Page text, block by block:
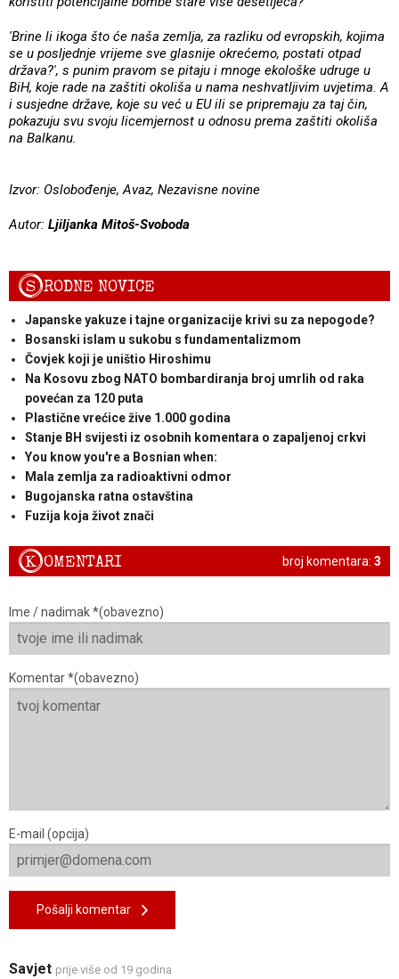
'Brine li ikoga što će naša zemlja, za razliku od evropskih, kojima
se u posljednje vrijeme sve glasnije okrećemo, postati otpad
država?', s punim pravom se pitaju i mnoge ekološke udruge u
BiH, koje rade na zaštiti okoliša u nama neshvatljivim uvjetima. A
i susjedne države, koje su već u EU ili se pripremaju za taj čin,
pokazuju svu svoju licemjernost u odnosu prema zaštiti okoliša
na Balkanu.
Izvor: Oslobođenje, Avaz, Nezavisne novine
Autor: Ljiljanka Mitoš-Svoboda
SRODNE NOVICE
Japanske yakuze i tajne organizacije krivi su za nepogode?
Bosanski islam u sukobu s fundamentalizmom
Čovjek koji je uništio Hiroshimu
Na Kosovu zbog NATO bombardiranja broj umrlih od raka
povećan za 120 puta
Plastične vrećice žive 1.000 godina
Stanje BH svijesti iz osobnih komentara o zapaljenoj crkvi
You know you're a Bosnian when:
Mala zemlja za radioaktivni odmor
Bugojanska ratna ostavština
Fuzija koja život znači
broj komentara: 3
KOMENTARI
Ime / nadimak *(obavezno)
Komentar *(obavezno)
E-mail (opcija)
Pošalji komentar
Savjet prije više od 19 godina